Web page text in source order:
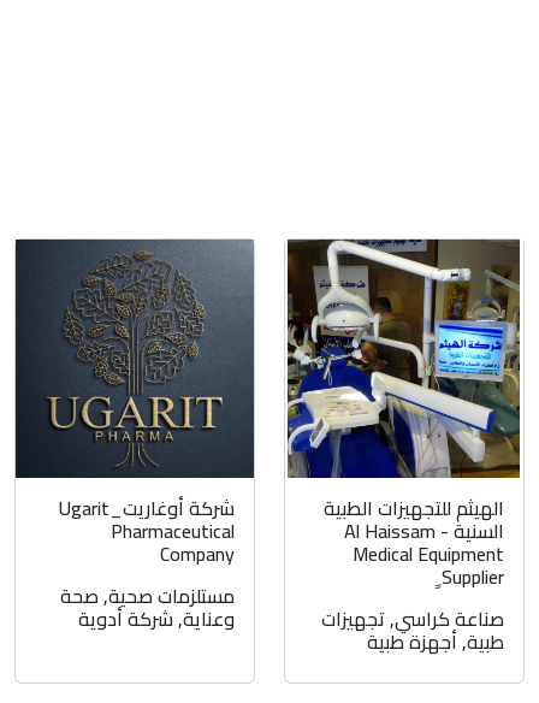
الهيثم للتجهيزات الطبية
السنية - Al Haissam
Medical Equipment
Supplier ِِ
صناعة كراسي,تجهيزات
طبية,أجهزة طبية
شركة أوغاريت_Ugarit
Pharmaceutical
Company
مستلزمات صحية,صحة
وعناية,شركة أدوية